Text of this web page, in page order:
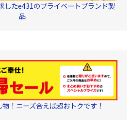
したe431のプライベートブランド製
品
！ニーズ合えば超おトクです！